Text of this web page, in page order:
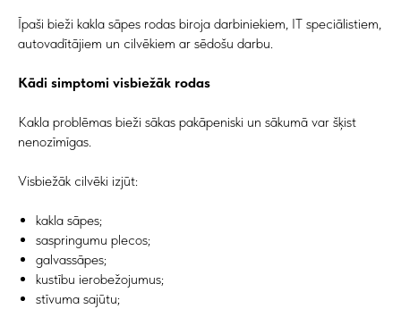
Īpaši bieži kakla sāpes rodas biroja darbiniekiem, IT speciālistiem,
autovadītājiem un cilvēkiem ar sēdošu darbu.
Kādi simptomi visbiežāk rodas
Kakla problēmas bieži sākas pakāpeniski un sākumā var šķist
nenozīmīgas.
Visbiežāk cilvēki izjūt:
kakla sāpes;
saspringumu plecos;
galvassāpes;
kustību ierobežojumus;
stīvuma sajūtu;